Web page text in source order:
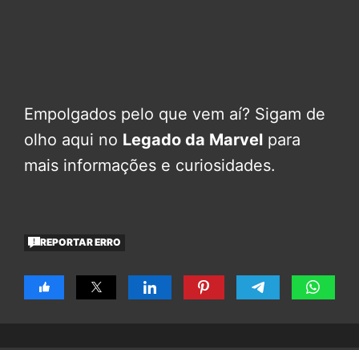
Empolgados pelo que vem aí? Sigam de
olho aqui no Legado da Marvel para
mais informações e curiosidades.
REPORTAR ERRO